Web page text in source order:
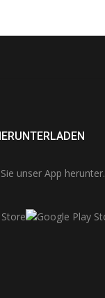
unser App herunter.